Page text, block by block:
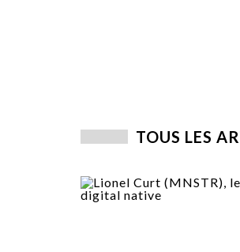
TOUS LES